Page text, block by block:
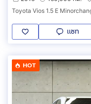
แชท
HOT